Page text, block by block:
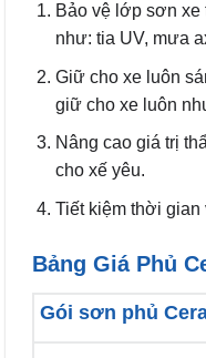
Bảo vệ lớp sơn
như: tia UV, mưa
Giữ cho xe luôn
giữ cho xe luôn
Nâng cao giá trị
cho xế yêu.
Tiết kiệm thời
Bảng Giá Phủ
Gói sơn phủ